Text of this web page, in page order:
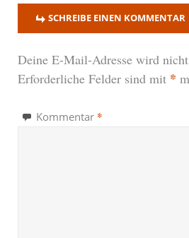
SCHREIBE EINEN KOMMENTAR
Deine E-Mail-Adresse wird
Erforderliche Felder sind mit *
Kommentar *